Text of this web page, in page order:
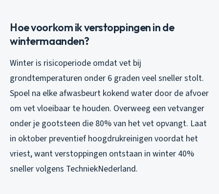
Hoe voorkom ik verstoppingen in de
wintermaanden?
Winter is risicoperiode omdat vet bij
grondtemperaturen onder 6 graden veel sneller stolt.
Spoel na elke afwasbeurt kokend water door de afvoer
om vet vloeibaar te houden. Overweeg een vetvanger
onder je gootsteen die 80% van het vet opvangt. Laat
in oktober preventief hoogdrukreinigen voordat het
vriest, want verstoppingen ontstaan in winter 40%
sneller volgens TechniekNederland.